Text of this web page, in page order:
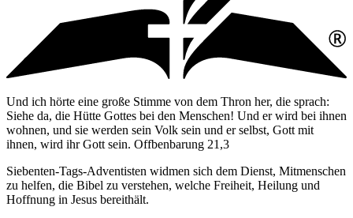
Und ich hörte eine große Stimme von dem Thron her, die sprach:
Siehe da, die Hütte Gottes bei den Menschen! Und er wird bei ihnen
wohnen, und sie werden sein Volk sein und er selbst, Gott mit
ihnen, wird ihr Gott sein. Offbenbarung 21,3
Siebenten-Tags-Adventisten widmen sich dem Dienst, Mitmenschen
zu helfen, die Bibel zu verstehen, welche Freiheit, Heilung und
Hoffnung in Jesus bereithält.